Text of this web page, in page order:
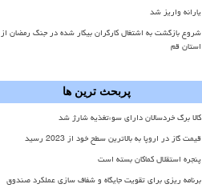
یارانه واریز شد
شروع بازگشت به اشتغال کارگران بیکار شده در جنگ رمضان از
استان قم
پربحث ترین ها
کالا برگ خردسالان دارای سوءتغذیه شارژ شد
قیمت گاز در اروپا به بالاترین سطح خود از 2023 رسید
پنجره استقلال کماکان بسته است
برنامه ریزی برای تقویت جایگاه و شفاف سازی عملکرد صندوق